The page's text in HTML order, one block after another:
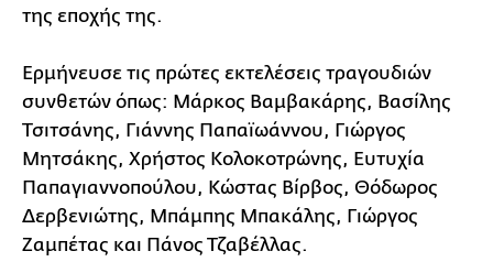
της εποχής της.
Ερμήνευσε τις πρώτες εκτελέσεις τραγουδιών
συνθετών όπως: Μάρκος Βαμβακάρης, Βασίλης
Τσιτσάνης, Γιάννης Παπαϊωάννου, Γιώργος
Μητσάκης, Χρήστος Κολοκοτρώνης, Ευτυχία
Παπαγιαννοπούλου, Κώστας Βίρβος, Θόδωρος
Δερβενιώτης, Μπάμπης Μπακάλης, Γιώργος
Ζαμπέτας και Πάνος Τζαβέλλας.